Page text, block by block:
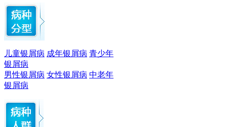
儿童银屑病 成年银屑病 青少年
银屑病
男性银屑病 女性银屑病 中老年
银屑病